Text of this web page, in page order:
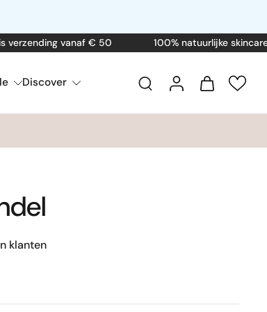
vanaf € 50 100% natuurlijke skincare
Discover
klanten